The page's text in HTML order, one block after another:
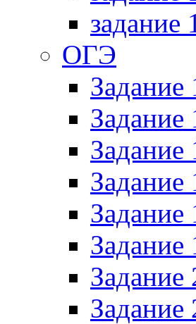
задание
ОГЭ
Задание
Задание
Задание
Задание
Задание
Задание
Задание
Задание